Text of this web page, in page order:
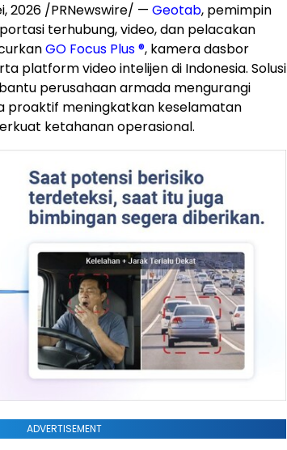
2026 /PRNewswire/ — Geotab, pemimpin
terhubung, video, dan pelacakan
GO Focus Plus ®, kamera dasbor
platform video intelijen di Indonesia. Solusi
perusahaan armada mengurangi
proaktif meningkatkan keselamatan
ketahanan operasional.
ADVERTISEMENT